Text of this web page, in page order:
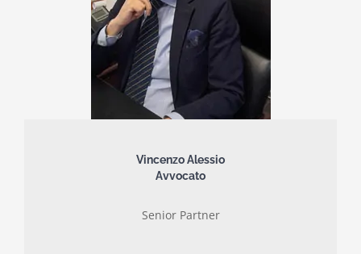
Vincenzo Alessio
Avvocato
Senior Partner